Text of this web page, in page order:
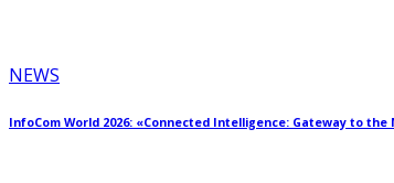
NEWS
InfoCom World 2026: «Connected Intelligence: Gateway to the